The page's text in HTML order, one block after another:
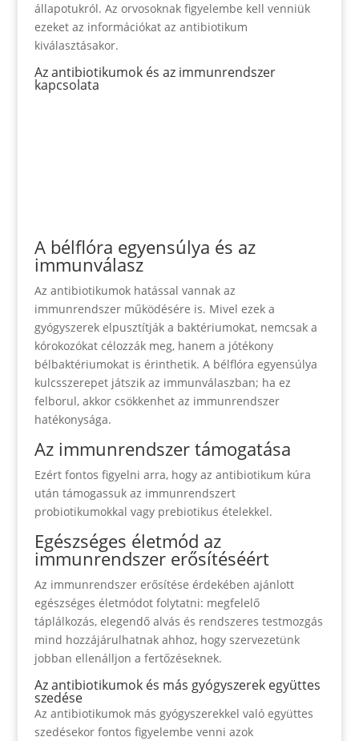
állapotukról. Az orvosoknak figyelembe kell venniük
ezeket az információkat az antibiotikum
kiválasztásakor.
Az antibiotikumok és az immunrendszer
kapcsolata
A bélflóra egyensúlya és az
immunválasz
Az antibiotikumok hatással vannak az
immunrendszer működésére is. Mivel ezek a
gyógyszerek elpusztítják a baktériumokat, nemcsak a
kórokozókat célozzák meg, hanem a jótékony
bélbaktériumokat is érinthetik. A bélflóra egyensúlya
kulcsszerepet játszik az immunválaszban; ha ez
felborul, akkor csökkenhet az immunrendszer
hatékonysága.
Az immunrendszer támogatása
Ezért fontos figyelni arra, hogy az antibiotikum kúra
után támogassuk az immunrendszert
probiotikumokkal vagy prebiotikus ételekkel.
Egészséges életmód az
immunrendszer erősítéséért
Az immunrendszer erősítése érdekében ajánlott
egészséges életmódot folytatni: megfelelő
táplálkozás, elegendő alvás és rendszeres testmozgás
mind hozzájárulhatnak ahhoz, hogy szervezetünk
jobban ellenálljon a fertőzéseknek.
Az antibiotikumok és más gyógyszerek együttes
szedése
Az antibiotikumok más gyógyszerekkel való együttes
szedésekor fontos figyelembe venni azok